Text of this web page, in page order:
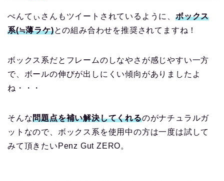
ぺんてぃさんもツイートされているように、 ボックス
系(≒薄ラケ)との組み合わせを推奨されてますね！
ボックス系だとフレームのしなやさが感じやすい一方
で、ボールの伸びが出しにくい傾向がありましたよ
ね・・・
そんな問題点を補い解決してくれるのがナチュラルガ
ットなので、ボックス系を使用中の方は一度は試して
みて頂きたいPenz Gut ZERO。